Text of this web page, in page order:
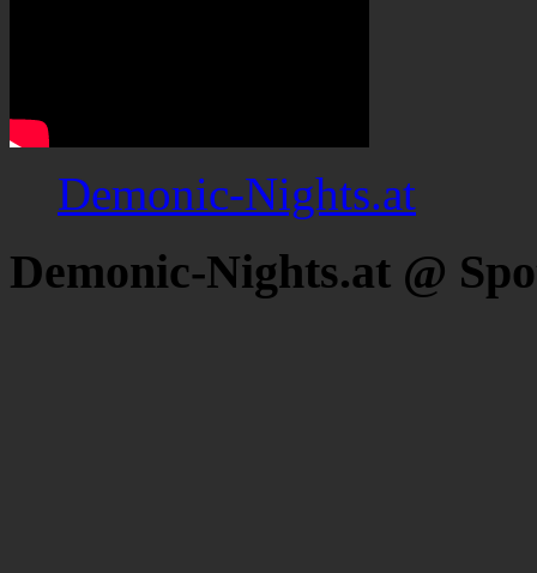
Demonic-Nights.at
Demonic-Nights.at @